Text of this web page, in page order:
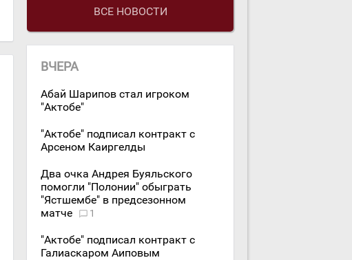
ВСЕ НОВОСТИ
ВЧЕРА
Абай Шарипов стал игроком
"Актобе"
"Актобе" подписал контракт с
Арсеном Каиргелды
Два очка Андрея Буяльского
помогли "Полонии" обыграть
"Ястшембе" в предсезонном
матче
1
"Актобе" подписал контракт с
Галиаскаром Аиповым